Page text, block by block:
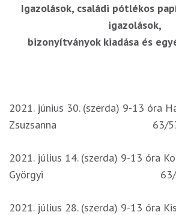
Igazolások, családi pótlékos
igazolások,
bizonyítványok kiadása és
2021. június 30. (szerda) 9-13 óra
Zsuzsanna 63/
2021. július 14. (szerda) 9-13 óra
Györgyi 63/
2021. július 28. (szerda) 9-13